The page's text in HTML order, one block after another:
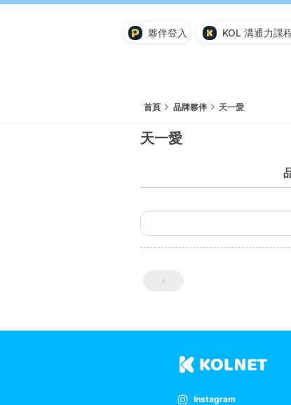
夥伴登入 KOL 溝通力課
首頁 品牌夥伴 天一愛
天一愛
Instagram